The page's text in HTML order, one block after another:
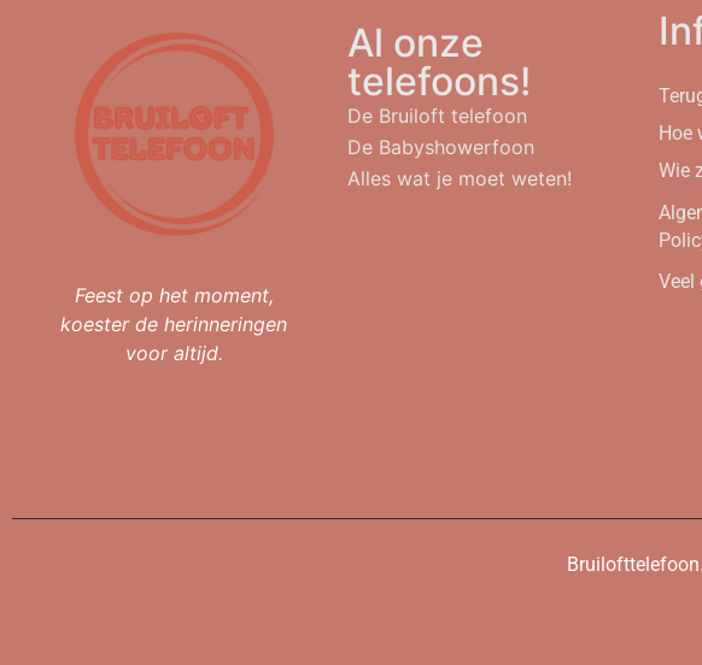
Feest op het moment,
koester de herinneringen
voor altijd.
Al onze
telefoons!
De Bruiloft telefoon
De Babyshowerfoon
Alles wat je moet weten!
Hoe
Wie
Veel